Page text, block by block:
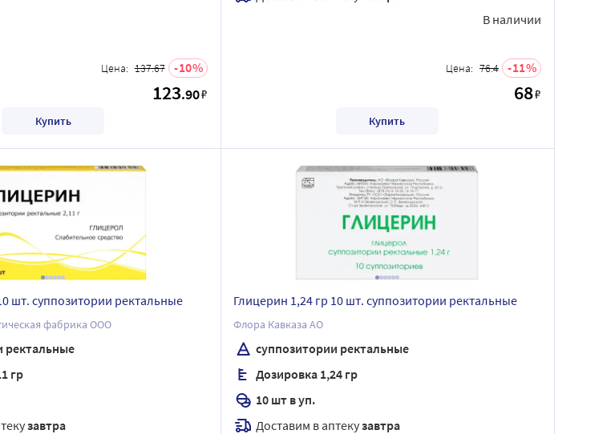
Цена: 137.67 10
123.90₽
Купить
В наличии
Цена: 76.4 11
68₽
Купить
шт. суппозитории ректальные
фабрика ООО
ректальные
гр
завтра
Глицерин 1,24 гр 10 шт. суппозитории ректальные
Флора Кавказа АО
суппозитории ректальные
Дозировка 1,24 гр
10 шт в уп.
Доставим в аптекузавтра